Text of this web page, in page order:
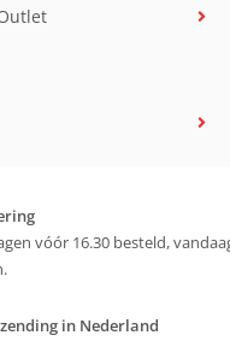
vóór 16.30 besteld,
in Nederland